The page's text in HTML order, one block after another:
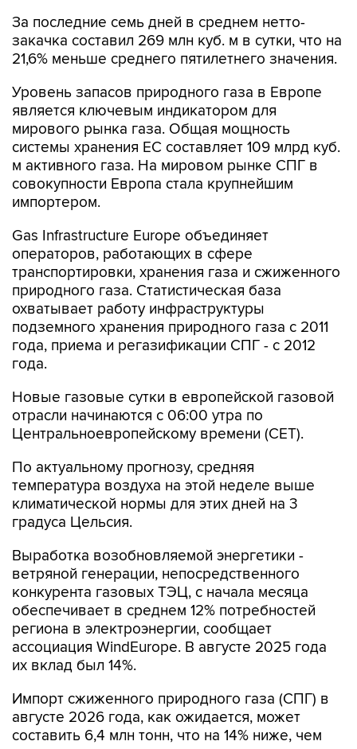
За последние семь дней в среднем нетто-
закачка составил 269 млн куб. м в сутки, что на
21,6% меньше среднего пятилетнего значения.
Уровень запасов природного газа в Европе
является ключевым индикатором для
мирового рынка газа. Общая мощность
системы хранения ЕС составляет 109 млрд куб.
м активного газа. На мировом рынке СПГ в
совокупности Европа стала крупнейшим
импортером.
Gas Infrastructure Europe объединяет
операторов, работающих в сфере
транспортировки, хранения газа и сжиженного
природного газа. Статистическая база
охватывает работу инфраструктуры
подземного хранения природного газа с 2011
года, приема и регазификации СПГ - с 2012
года.
Новые газовые сутки в европейской газовой
отрасли начинаются c 06:00 утра по
Центральноевропейскому времени (CET).
По актуальному прогнозу, средняя
температура воздуха на этой неделе выше
климатической нормы для этих дней на 3
градуса Цельсия.
Выработка возобновляемой энергетики -
ветряной генерации, непосредственного
конкурента газовых ТЭЦ, с начала месяца
обеспечивает в среднем 12% потребностей
региона в электроэнергии, сообщает
ассоциация WindEurope. В августе 2025 года
их вклад был 14%.
Импорт сжиженного природного газа (СПГ) в
августе 2026 года, как ожидается, может
составить 6,4 млн тонн, что на 14% ниже, чем